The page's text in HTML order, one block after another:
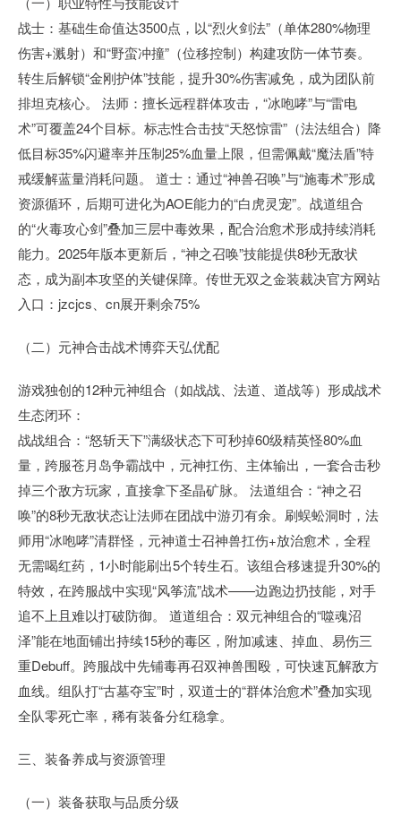
战士：基础生命值达3500点，以“烈火剑法”（单体280%物理
伤害+溅射）和“野蛮冲撞”（位移控制）构建攻防一体节奏。
转生后解锁“金刚护体”技能，提升30%伤害减免，成为团队前
排坦克核心。 法师：擅长远程群体攻击，“冰咆哮”与“雷电
术”可覆盖24个目标。标志性合击技“天怒惊雷”（法法组合）降
低目标35%闪避率并压制25%血量上限，但需佩戴“魔法盾”特
戒缓解蓝量消耗问题。 道士：通过“神兽召唤”与“施毒术”形成
资源循环，后期可进化为AOE能力的“白虎灵宠”。战道组合
的“火毒攻心剑”叠加三层中毒效果，配合治愈术形成持续消耗
能力。2025年版本更新后，“神之召唤”技能提供8秒无敌状
态，成为副本攻坚的关键保障。传世无双之金装裁决官方网站
入口：jzcjcs、cn展开剩余75%
（二）元神合击战术博弈天弘优配
游戏独创的12种元神组合（如战战、法道、道战等）形成战术
生态闭环：
战战组合：“怒斩天下”满级状态下可秒掉60级精英怪80%血
量，跨服苍月岛争霸战中，元神扛伤、主体输出，一套合击秒
掉三个敌方玩家，直接拿下圣晶矿脉。 法道组合：“神之召
唤”的8秒无敌状态让法师在团战中游刃有余。刷蜈蚣洞时，法
师用“冰咆哮”清群怪，元神道士召神兽扛伤+放治愈术，全程
无需喝红药，1小时能刷出5个转生石。该组合移速提升30%的
特效，在跨服战中实现“风筝流”战术——边跑边扔技能，对手
追不上且难以打破防御。 道道组合：双元神组合的“噬魂沼
泽”能在地面铺出持续15秒的毒区，附加减速、掉血、易伤三
重Debuff。跨服战中先铺毒再召双神兽围殴，可快速瓦解敌方
血线。组队打“古墓夺宝”时，双道士的“群体治愈术”叠加实现
全队零死亡率，稀有装备分红稳拿。
三、装备养成与资源管理
（一）装备获取与品质分级